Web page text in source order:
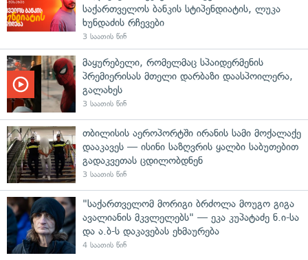
საქართველოს ბანკის სტიპენდიატის, ლუკა
ხუნდაძის რჩევები
3 საათის წინ
მაყურებელი, რომელმაც სპაიდერმენის
პრემიერისას მთელი დარბაზი დაასპოილერა,
გალახეს
3 საათის წინ
თბილისის აეროპორტში ირანის სამი მოქალაქე
დააკავეს — ისინი საზღვრის ყალბი საბუთებით
გადაკვეთას ცდილობდნენ
3 საათის წინ
"საქართველომ მორიგი ბრძოლა მოუგო გიგა
ავალიანის მკვლელებს" — ეკა კუპატაძე ნ.ი-სა
და ა.ბ-ს დაკავებას ეხმაურება
4 საათის წინ